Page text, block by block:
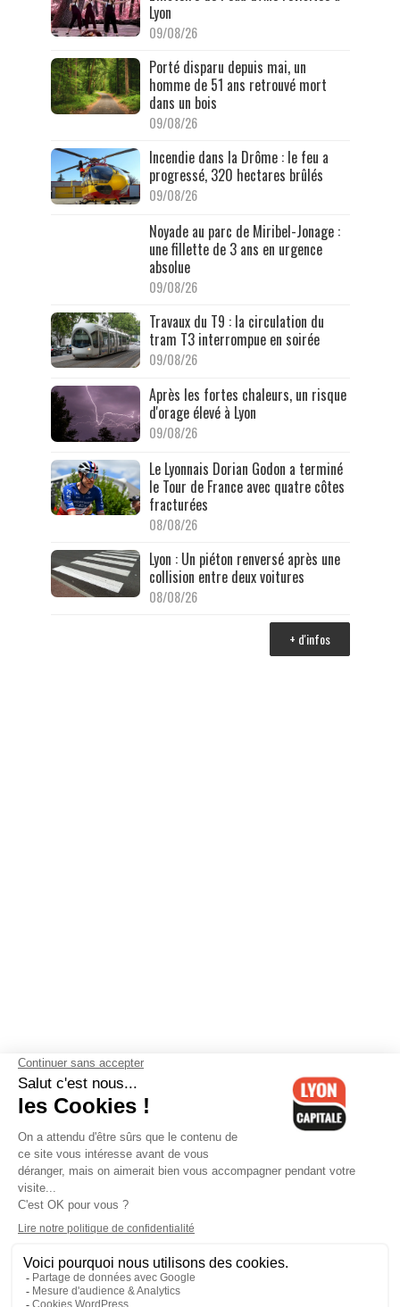
Lyon
09/08/26
Porté disparu depuis mai, un
homme de 51 ans retrouvé mort
dans un bois
09/08/26
Incendie dans la Drôme : le feu a
progressé, 320 hectares brûlés
09/08/26
Noyade au parc de Miribel-Jonage :
une fillette de 3 ans en urgence
absolue
09/08/26
Travaux du T9 : la circulation du
tram T3 interrompue en soirée
09/08/26
Après les fortes chaleurs, un risque
d'orage élevé à Lyon
09/08/26
Le Lyonnais Dorian Godon a terminé
le Tour de France avec quatre côtes
fracturées
08/08/26
Lyon : Un piéton renversé après une
collision entre deux voitures
08/08/26
+ d'infos
Contactez-nous-Mentions légales-CGV-Politique de
confidentialité-Gestion des cookies